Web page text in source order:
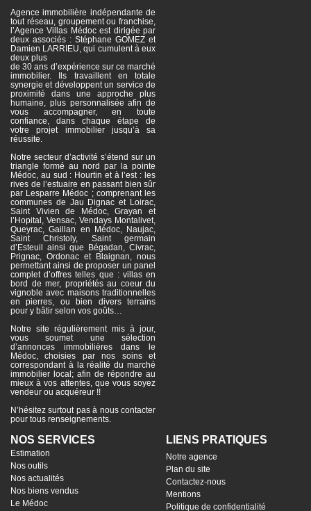
Agence immobilière indépendante de
tout réseau, groupement ou franchise,
l’Agence Villas Médoc est dirigée par
deux associés : Stéphane GOMEZ et
Damien LARRIEU, qui cumulent à eux
deux plus
de 30 ans d’expérience sur ce marché
immobilier. Ils travaillent en totale
synergie et développent un service de
proximité dans une approche plus
humaine, plus personnalisée afin de
vous accompagner, en toute
confiance, dans chaque étape de
votre projet immobilier jusqu’à sa
réussite.
Notre secteur d’activité s’étend sur un
triangle formé au nord par la pointe
Médoc, au sud : Hourtin et à l’est : les
rives de l’estuaire en passant bien sûr
par Lesparre Médoc ; comprenant les
communes de Jau Dignac et Loirac,
Saint Vivien de Médoc, Grayan et
l’Hopital, Vensac, Vendays Montalivet,
Queyrac, Gaillan en Médoc, Naujac,
Saint Christoly, Saint germain
d’Esteuil ainsi que Bégadan, Civrac,
Prignac, Ordonac et Blaignan, nous
permettant ainsi de proposer un panel
complet d’offres telles que : villas en
bord de mer, propriétés au coeur du
vignoble avec maisons traditionnelles
en pierres, ou bien divers terrains
pour y bâtir selon vos goûts…
Notre site régulièrement mis à jour,
vous soumet une sélection
d’annonces immobilières dans le
Médoc, choisies par nos soins et
correspondant à la réalité du marché
immobilier local; afin de répondre au
mieux à vos attentes, que vous soyez
vendeur ou acquéreur !!
N’hésitez surtout pas à nous contacter
pour tous renseignements.
NOS SERVICES
Estimation
Nos outils
Nos actualités
Nos biens vendus
Le Médoc
LIENS PRATIQUES
Notre agence
Plan du site
Contactez-nous
Mentions
Politique de confidentialité